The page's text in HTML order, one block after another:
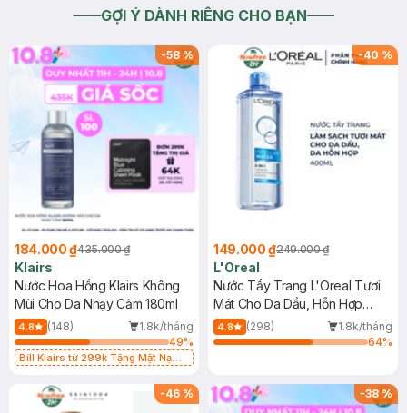
GỢI Ý DÀNH RIÊNG CHO BẠN
-58%
184.000 ₫435.000 ₫
Klairs
Nước Hoa Hồng Klairs Không
Mùi Cho Da Nhạy Cảm 180ml
4.8 (148)
1.8k/tháng
49%
Bill Klairs từ 299k Tặng Mặt Nạ
25ml (SL Có Hạn)
-40 %
149.000 ₫249.000 ₫
L'Oreal
Nước Tẩy Trang L'Oreal Tươi
Mát Cho Da Dầu, Hỗn Hợp
400ml
4.8 (298)
1.8k/tháng
64%
-46 % -38%